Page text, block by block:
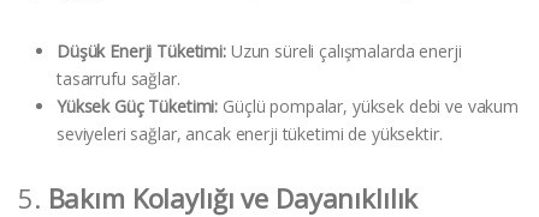
Düşük Enerji Tüketimi:Uzun süreli çalışmalarda enerji
tasarrufu sağlar.
Yüksek Güç Tüketimi: Güçlü pompalar, yüksek debi ve vakum
seviyeleri sağlar, ancak enerji tüketimi de yüksektir.
5. Bakım Kolaylığı ve Dayanıklılık